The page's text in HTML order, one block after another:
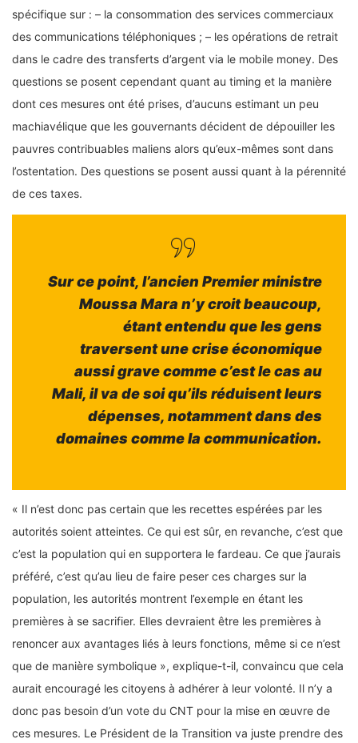
spécifique sur : – la consommation des services commerciaux
des communications téléphoniques ; – les opérations de retrait
dans le cadre des transferts d’argent via le mobile money. Des
questions se posent cependant quant au timing et la manière
dont ces mesures ont été prises, d’aucuns estimant un peu
machiavélique que les gouvernants décident de dépouiller les
pauvres contribuables maliens alors qu’eux-mêmes sont dans
l’ostentation. Des questions se posent aussi quant à la pérennité
de ces taxes.
Sur ce point, l’ancien Premier ministre
Moussa Mara n’y croit beaucoup,
étant entendu que les gens
traversent une crise économique
aussi grave comme c’est le cas au
Mali, il va de soi qu’ils réduisent leurs
dépenses, notamment dans des
domaines comme la communication.
« Il n’est donc pas certain que les recettes espérées par les
autorités soient atteintes. Ce qui est sûr, en revanche, c’est que
c’est la population qui en supportera le fardeau. Ce que j’aurais
préféré, c’est qu’au lieu de faire peser ces charges sur la
population, les autorités montrent l’exemple en étant les
premières à se sacrifier. Elles devraient être les premières à
renoncer aux avantages liés à leurs fonctions, même si ce n’est
que de manière symbolique », explique-t-il, convaincu que cela
aurait encouragé les citoyens à adhérer à leur volonté. Il n’y a
donc pas besoin d’un vote du CNT pour la mise en œuvre de
ces mesures. Le Président de la Transition va juste prendre des